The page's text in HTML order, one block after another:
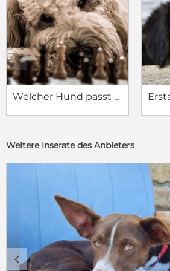
Welcher Hund passt zu mir?
c
Weitere Inserate des Anbieters
c